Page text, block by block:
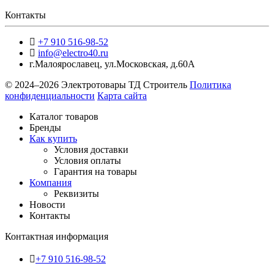
Контакты
+7 910 516-98-52
info@electro40.ru
г.Малоярославец, ул.Московская, д.60А
© 2024–2026 Электротовары ТД Строитель Политика
конфиденциальности Карта сайта
Каталог товаров
Бренды
Как купить
Условия доставки
Условия оплаты
Гарантия на товары
Компания
Реквизиты
Новости
Контакты
Контактная информация
+7 910 516-98-52